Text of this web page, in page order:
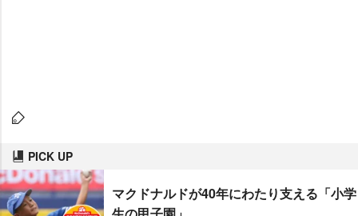
PICK UP
マクドナルドが40年にわたり支える「小学